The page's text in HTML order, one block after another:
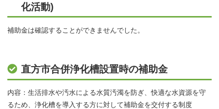
化活動)
補助金は確認することができませんでした。
直方市合併浄化槽設置時の補助金
内容：生活排水や汚水による水質汚濁を防ぎ、快適な水資源を守
るため、浄化槽を導入する方に対して補助金を交付する制度